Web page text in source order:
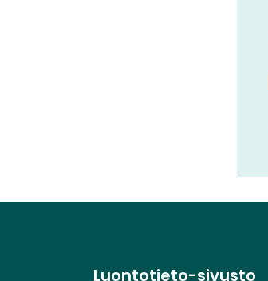
Luontotieto-sivusto